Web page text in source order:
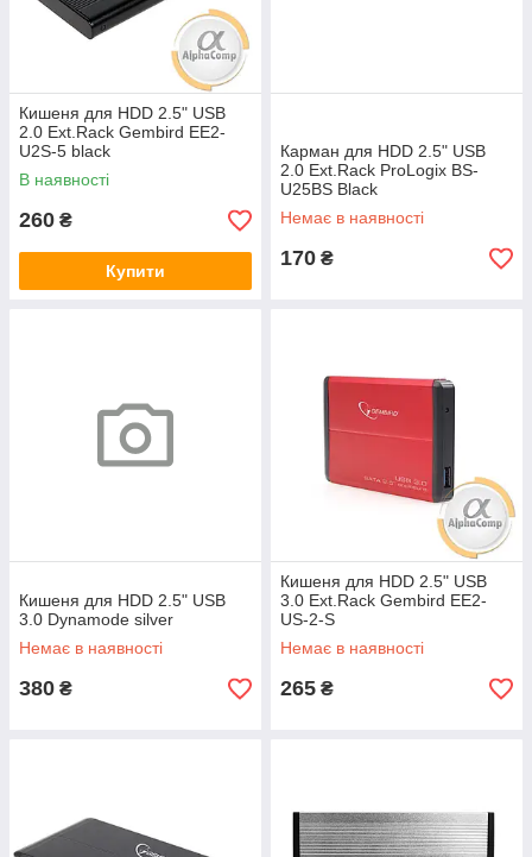
Кишеня для HDD 2.5" USB
2.0 Ext.Rack Gembird EE2-
U2S-5 black
В наявності
260 ₴
Купити
Карман для HDD 2.5" USB
2.0 Ext.Rack ProLogix BS-
U25BS Black
Немає в наявності
170 ₴
Кишеня для HDD 2.5" USB
3.0 Dynamode silver
Немає в наявності
380 ₴
Кишеня для HDD 2.5" USB
3.0 Ext.Rack Gembird EE2-
US-2-S
Немає в наявності
265 ₴